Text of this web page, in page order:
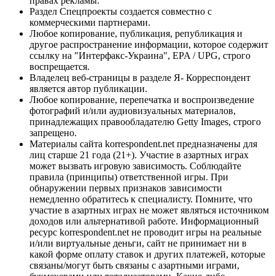
Раздел Спецпроекты создается совместно с
коммерческими партнерами.
Любое копирование, публикация, републикация и
другое распространение информации, которое содержит
ссылку на "Интерфакс-Украина", EPA / UPG, строго
воспрещается.
Владелец веб-страницы в разделе Я- Корреспондент
является автор публикации.
Любое копирование, перепечатка и воспроизведение
фотографий и/или аудиовизуальных материалов,
принадлежащих правообладателю Getty Images, строго
запрещено.
Материалы сайта korrespondent.net предназначены для
лиц старше 21 года (21+). Участие в азартных играх
может вызвать игровую зависимость. Соблюдайте
правила (принципы) ответственной игры. При
обнаружении первых признаков зависимости
немедленно обратитесь к специалисту. Помните, что
участие в азартных играх не может являться источником
доходов или альтернативой работе. Информационный
ресурс korrespondent.net не проводит игры на реальные
и/или виртуальные деньги, сайт не принимает ни в
какой форме оплату ставок и других платежей, которые
связаны/могут быть связаны с азартными играми,